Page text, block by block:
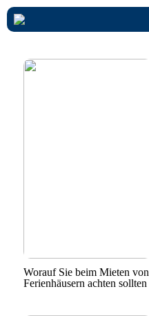
Worauf Sie beim Mieten von
Ferienhäusern achten sollten